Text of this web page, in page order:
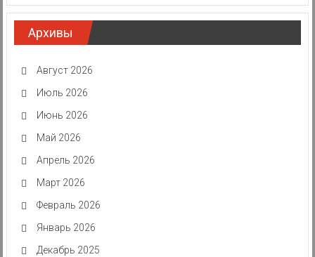
Архивы
Август 2026
Июль 2026
Июнь 2026
Май 2026
Апрель 2026
Март 2026
Февраль 2026
Январь 2026
Декабрь 2025